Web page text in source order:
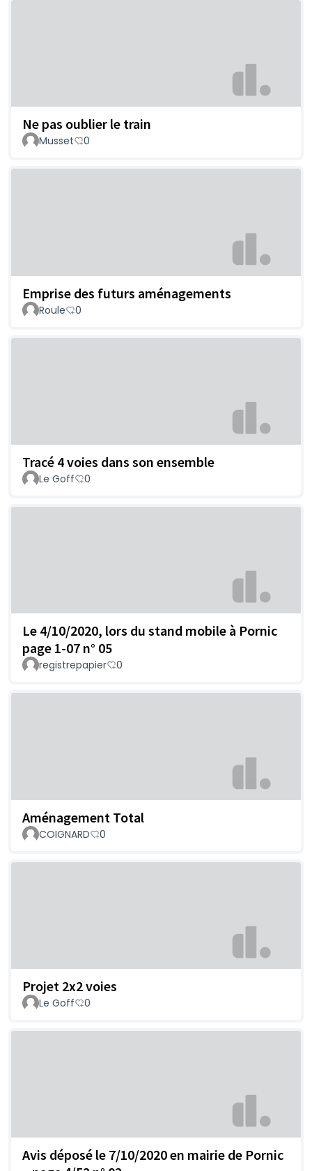
Ne pas oublier le train
Musset 0
Emprise des futurs aménagements
Roule 0
Tracé 4 voies dans son ensemble
Le Goff 0
Le 4/10/2020, lors du stand mobile à Pornic
page 1-07 n° 05
registrepapier 0
Aménagement Total
COIGNARD 0
Projet 2x2 voies
Le Goff 0
Avis déposé le 7/10/2020 en mairie de Pornic